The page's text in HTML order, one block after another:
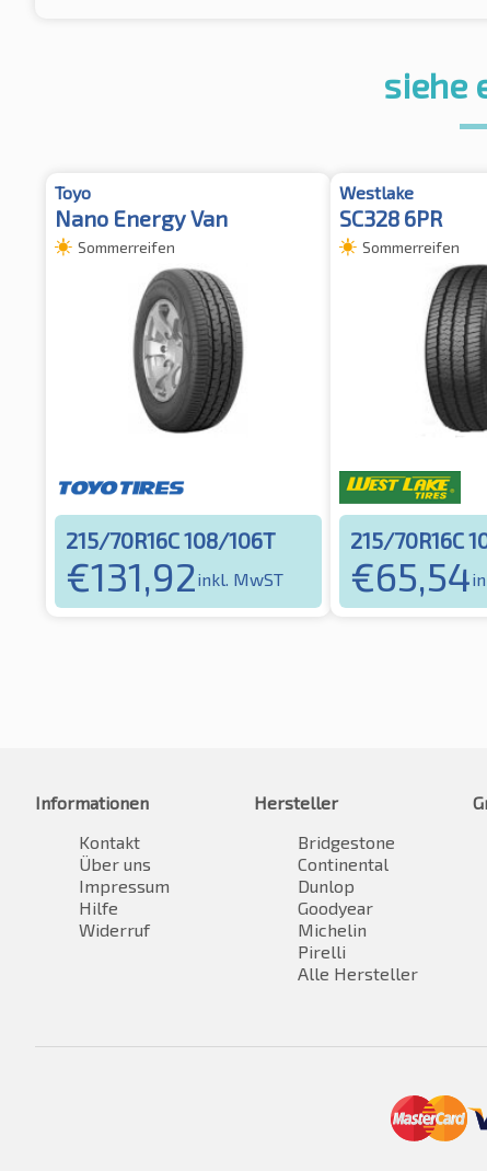
siehe
Toyo
Nano Energy Van
Sommerreifen
215/70R16C 108/106T
€131,92inkl. MwST
Westlake
SC328 6PR
Sommerreifen
215/70R16C
€65,54
Informationen
Kontakt
Über uns
Impressum
Hilfe
Widerruf
Hersteller
Bridgestone
Continental
Dunlop
Goodyear
Michelin
Pirelli
Alle Hersteller